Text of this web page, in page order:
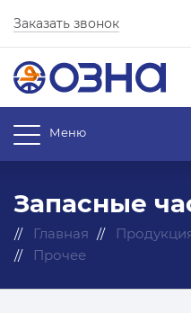
Заказать звонок
Меню
Запасные
Главная
Прочее